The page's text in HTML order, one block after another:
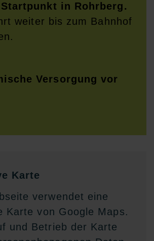
in Rohrberg.
weiter bis zum Bahnhof
Versorgung vor
Karte
verwendet eine
Karte von Google Maps.
und Betrieb der Karte